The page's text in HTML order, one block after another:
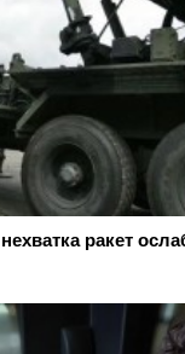
ракет